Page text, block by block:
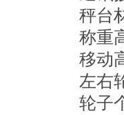
秤台
称重
移动
左右
轮子